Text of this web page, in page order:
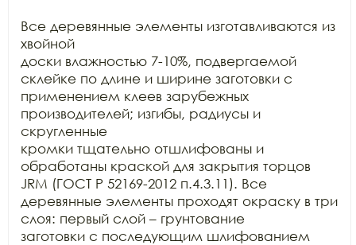
Все деревянные элементы изготавливаются из
хвойной
доски влажностью 7-10%, подвергаемой
склейке по длине и ширине заготовки с
применением клеев зарубежных
производителей; изгибы, радиусы и
скругленные
кромки тщательно отшлифованы и
обработаны краской для закрытия торцов
JRM (ГОСТ Р 52169-2012 п.4.3.11). Все
деревянные элементы проходят окраску в три
слоя: первый слой – грунтование
заготовки с последующим шлифованием